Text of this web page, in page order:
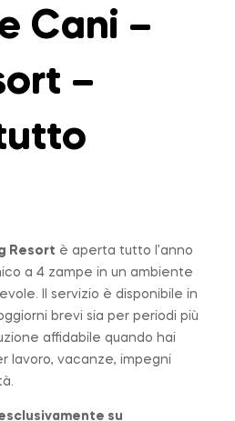
Cani –
–
Resort è aperta tutto l’anno
a 4 zampe in un ambiente
Il servizio è disponibile in
brevi sia per periodi più
affidabile quando hai
lavoro, vacanze, impegni
su